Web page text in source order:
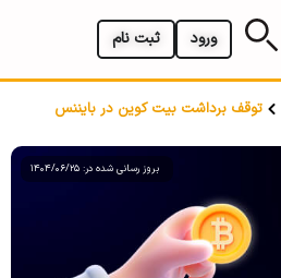
ثبت نام ورود
توقف برداشت بیت کوین در بایننس
بروز رسانی شده در: 1404/06/25